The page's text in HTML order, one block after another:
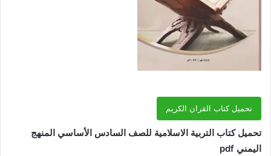
تحميل كتاب القران الكريم
تحميل كتاب التربية الاسلامية للصف السادس الأساسي المنهج
اليمني pdf